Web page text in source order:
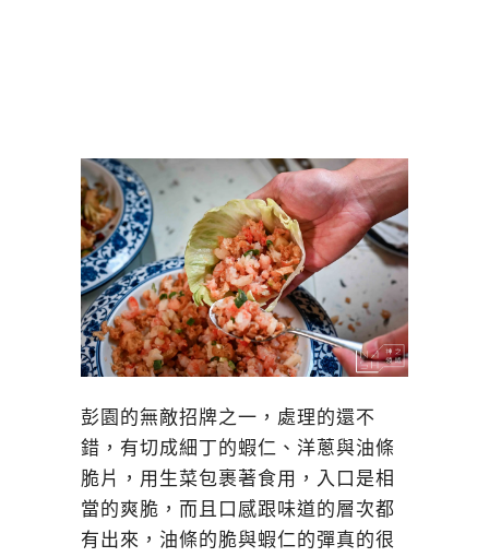
彭園的無敵招牌之一，處理的還不
錯，有切成細丁的蝦仁、洋蔥與油條
脆片，用生菜包裹著食用，入口是相
當的爽脆，而且口感跟味道的層次都
有出來，油條的脆與蝦仁的彈真的很